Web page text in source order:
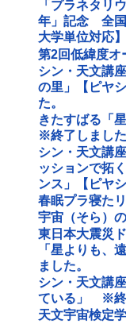
「プラネタリ
年」記念 全
大学単位対応
第2回低緯度
シン・天文講
の里」【ピヤ
た。
きたすばる「
※終了しました
シン・天文講
ッションで拓
ンス」【ピヤ
春眠プラ寝た
宇宙（そら）
東日本大震災
「星よりも
ました。
シン・天文講
ている」 ※終
天文宇宙検定